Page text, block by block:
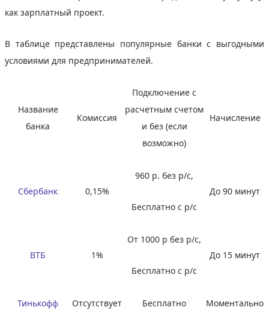
как зарплатный проект.
В таблице представлены популярные банки с выгодными
условиями для предпринимателей.
Название
банка
Комиссия
Подключение с
расчетным счетом
и без (если
возможно)
Начисление
Сбербанк 0,15%
960 р. без р/с,
Бесплатно с р/c
До 90 минут
ВТБ 1%
От 1000 р без р/с,
Бесплатно с р/c
До 15 минут
Тинькофф Отсутствует Бесплатно Моментально